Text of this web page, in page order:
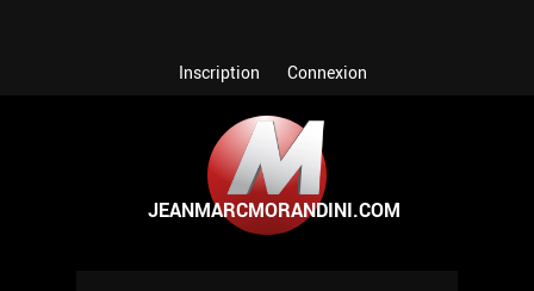
Inscription Connexion